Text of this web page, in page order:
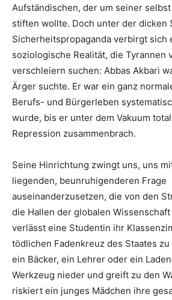
Aufständischen, der um seiner
stiften wollte. Doch unter der dicken
Sicherheitspropaganda verbirgt sich
soziologische Realität, die Tyrannen
verschleiern suchen: Abbas Akbari
Ärger suchte. Er war ein ganz
Berufs- und Bürgerleben
wurde, bis er unter dem Vakuum
Repression zusammenbrach.
Seine Hinrichtung zwingt uns, uns
liegenden, beunruhigenderen Frage
auseinanderzusetzen, die von den
die Hallen der globalen
verlässt eine Studentin ihr
tödlichen Fadenkreuz des Staates
ein Bäcker, ein Lehrer oder ein
Werkzeug nieder und greift zu den
riskiert ein junges Mädchen ihre